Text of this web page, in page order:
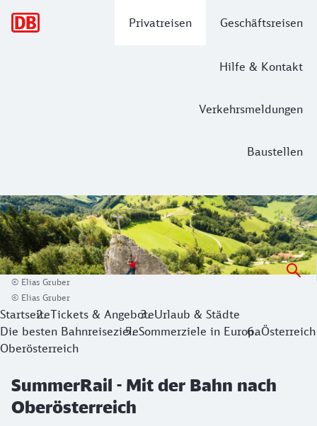
Privatreisen Geschäftsreisen
Hilfe & Kontakt
Verkehrsmeldungen
Baustellen
SummerRail - Mit der Bahn nach
Oberösterreich ist die große Bühne für beeindruckende
© Elias Gruber
© Elias Gruber
StartseiteTickets & AngeboteUrlaub & Städte
Die besten BahnreisezieleSommerziele in EuropaÖsterreich
Oberösterreich
SummerRail - Mit der Bahn nach
Oberösterreich